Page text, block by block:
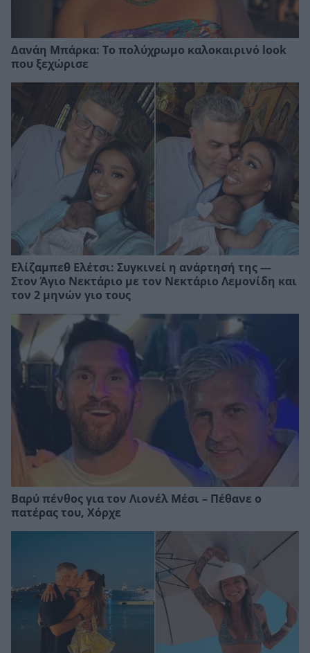
Δανάη Μπάρκα: Το πολύχρωμο καλοκαιρινό look
που ξεχώρισε
Ελίζαμπεθ Ελέτσι: Συγκινεί η ανάρτησή της —
Στον Άγιο Νεκτάριο με τον Νεκτάριο Λεμονίδη και
τον 2 μηνών γιο τους
Βαρύ πένθος για τον Λιονέλ Μέσι – Πέθανε ο
πατέρας του, Χόρχε